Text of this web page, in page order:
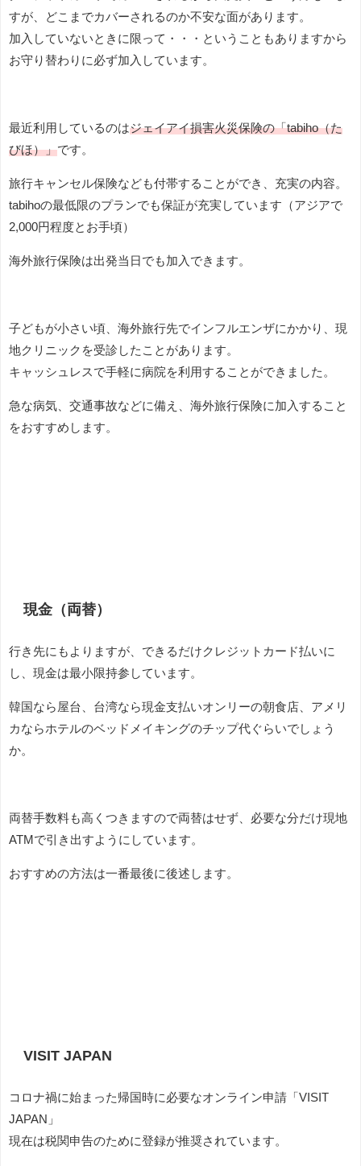
すが、どこまでカバーされるのか不安な面があります。
加入していないときに限って・・・ということもありますから
お守り替わりに必ず加入しています。
最近利用しているのはジェイアイ損害火災保険の「tabiho（た
びほ）」です。
旅行キャンセル保険なども付帯することができ、充実の内容。
tabihoの最低限のプランでも保証が充実しています（アジアで
2,000円程度とお手頃）
海外旅行保険は出発当日でも加入できます。
子どもが小さい頃、海外旅行先でインフルエンザにかかり、現
地クリニックを受診したことがあります。
キャッシュレスで手軽に病院を利用することができました。
急な病気、交通事故などに備え、海外旅行保険に加入すること
をおすすめします。
現金（両替）
行き先にもよりますが、できるだけクレジットカード払いに
し、現金は最小限持参しています。
韓国なら屋台、台湾なら現金支払いオンリーの朝食店、アメリ
カならホテルのベッドメイキングのチップ代ぐらいでしょう
か。
両替手数料も高くつきますので両替はせず、必要な分だけ現地
ATMで引き出すようにしています。
おすすめの方法は一番最後に後述します。
VISIT JAPAN
コロナ禍に始まった帰国時に必要なオンライン申請「VISIT
JAPAN」
現在は税関申告のために登録が推奨されています。